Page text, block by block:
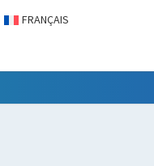
FRANÇAIS